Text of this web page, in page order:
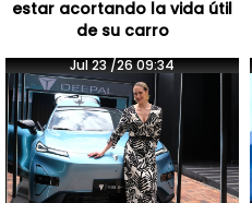
estar acortando la vida útil
de su carro
Jul 23 /26 09:34